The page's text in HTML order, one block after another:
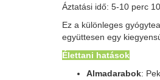
Áztatási idő: 5-10 perc
Ez a különleges
együttesen egy
Élettani hatások
Almadarabok: